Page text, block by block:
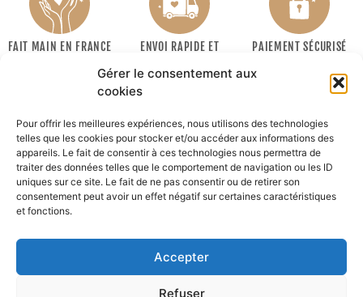
Gérer le consentement aux
cookies
Pour offrir les meilleures expériences, nous utilisons des technologies
telles que les cookies pour stocker et/ou accéder aux informations des
appareils. Le fait de consentir à ces technologies nous permettra de
traiter des données telles que le comportement de navigation ou les ID
uniques sur ce site. Le fait de ne pas consentir ou de retirer son
consentement peut avoir un effet négatif sur certaines caractéristiques
et fonctions.
Accepter
Refuser
FAIT MAIN EN FRANCE
ENVOI RAPIDE ET
PAIEMENT SÉCURISÉ
INFORMATIONS
MON COMPTE